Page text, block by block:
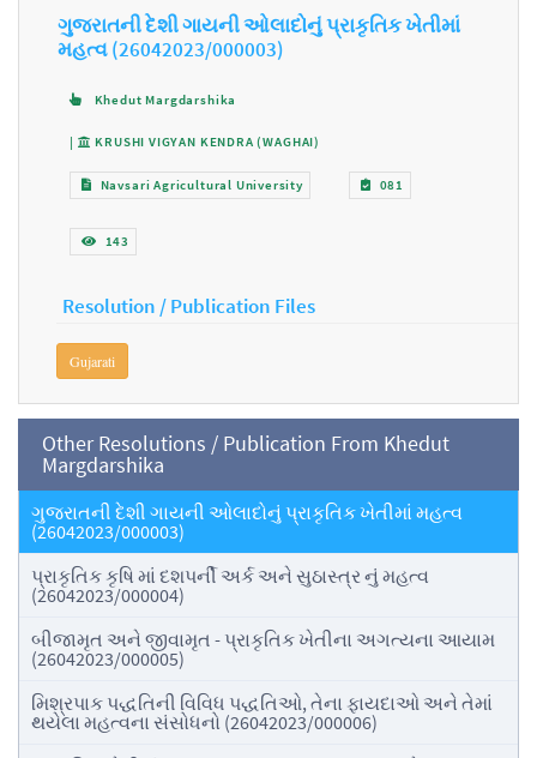
ગુજરાતની દેશી ગાયની ઓલાદોનું પ્રાકૃતિક ખેતીમાં
મહત્વ (26042023/000003)
Khedut Margdarshika
| KRUSHI VIGYAN KENDRA (WAGHAI)
Navsari Agricultural University 081
143
Resolution / Publication Files
Gujarati
Other Resolutions / Publication From Khedut
Margdarshika
ગુજરાતની દેશી ગાયની ઓલાદોનું પ્રાકૃતિક ખેતીમાં મહત્વ
(26042023/000003)
પ્રાકૃતિક કૃષિ માં દશપર્ની અર્ક અને સુઠાસ્ત્ર નું મહત્વ
(26042023/000004)
બીજામૃત અને જીવામૃત - પ્રાકૃતિક ખેતીના અગત્યના આયામ
(26042023/000005)
મિશ્રપાક પદ્ધતિની વિવિધ પદ્ધતિઓ, તેના ફાયદાઓ અને તેમાં
થયેલા મહત્વના સંસોધનો (26042023/000006)